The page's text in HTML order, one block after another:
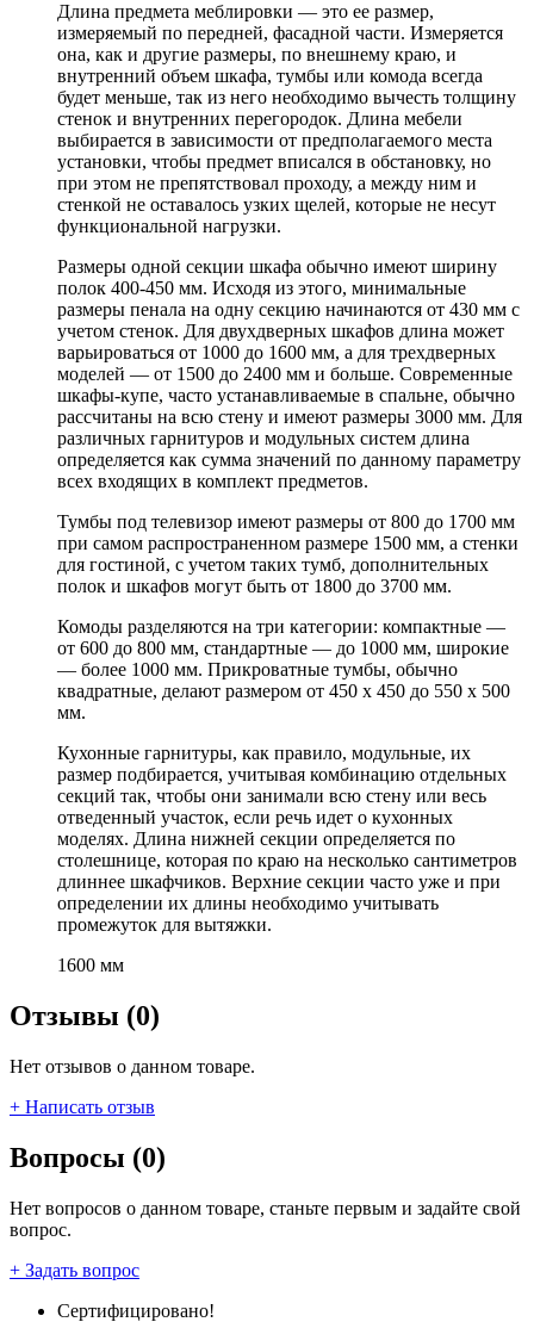
Длина предмета меблировки — это ее размер,
измеряемый по передней, фасадной части. Измеряется
она, как и другие размеры, по внешнему краю, и
внутренний объем шкафа, тумбы или комода всегда
будет меньше, так из него необходимо вычесть толщину
стенок и внутренних перегородок. Длина мебели
выбирается в зависимости от предполагаемого места
установки, чтобы предмет вписался в обстановку, но
при этом не препятствовал проходу, а между ним и
стенкой не оставалось узких щелей, которые не несут
функциональной нагрузки.
Размеры одной секции шкафа обычно имеют ширину
полок 400-450 мм. Исходя из этого, минимальные
размеры пенала на одну секцию начинаются от 430 мм с
учетом стенок. Для двухдверных шкафов длина может
варьироваться от 1000 до 1600 мм, а для трехдверных
моделей — от 1500 до 2400 мм и больше. Современные
шкафы-купе, часто устанавливаемые в спальне, обычно
рассчитаны на всю стену и имеют размеры 3000 мм. Для
различных гарнитуров и модульных систем длина
определяется как сумма значений по данному параметру
всех входящих в комплект предметов.
Тумбы под телевизор имеют размеры от 800 до 1700 мм
при самом распространенном размере 1500 мм, а стенки
для гостиной, с учетом таких тумб, дополнительных
полок и шкафов могут быть от 1800 до 3700 мм.
Комоды разделяются на три категории: компактные —
от 600 до 800 мм, стандартные — до 1000 мм, широкие
— более 1000 мм. Прикроватные тумбы, обычно
квадратные, делают размером от 450 х 450 до 550 х 500
мм.
Кухонные гарнитуры, как правило, модульные, их
размер подбирается, учитывая комбинацию отдельных
секций так, чтобы они занимали всю стену или весь
отведенный участок, если речь идет о кухонных
моделях. Длина нижней секции определяется по
столешнице, которая по краю на несколько сантиметров
длиннее шкафчиков. Верхние секции часто уже и при
определении их длины необходимо учитывать
промежуток для вытяжки.
1600 мм
Отзывы (0)
Нет отзывов о данном товаре.
+ Написать отзыв
Вопросы (0)
Нет вопросов о данном товаре, станьте первым и задайте свой
вопрос.
+ Задать вопрос
Сертифицировано!